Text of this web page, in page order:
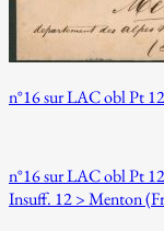
n°16 sur LAC obl Pt
n°16 sur LAC obl Pt
Insuff. 12 > Menton